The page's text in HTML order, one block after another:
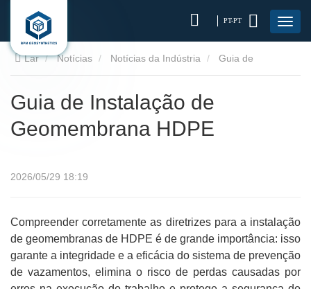
PT-PT
Lar Notícias Notícias da Indústria
Guia de Instalação de
Geomembrana HDPE
2026/05/29 18:19
Compreender corretamente as diretrizes para a instalação
de geomembranas de HDPE é de grande importância: isso
garante a integridade e a eficácia do sistema de prevenção
de vazamentos, elimina o risco de perdas causadas por